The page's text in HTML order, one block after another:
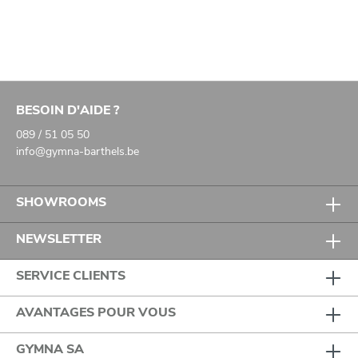
BESOIN D'AIDE ?
089 / 51 05 50
info@gymna-barthels.be
SHOWROOMS
NEWSLETTER
SERVICE CLIENTS
AVANTAGES POUR VOUS
GYMNA SA